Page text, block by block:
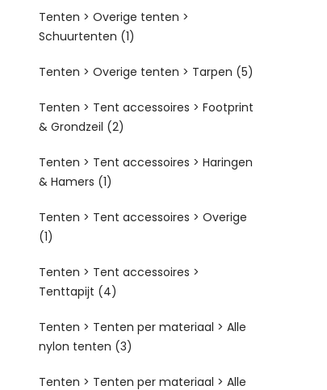
Tenten > Overige tenten >
Schuurtenten (1)
Tenten > Overige tenten > Tarpen (5)
Tenten > Tent accessoires > Footprint
& Grondzeil (2)
Tenten > Tent accessoires > Haringen
& Hamers (1)
Tenten > Tent accessoires > Overige
(1)
Tenten > Tent accessoires >
Tenttapijt (4)
Tenten > Tenten per materiaal > Alle
nylon tenten (3)
Tenten > Tenten per materiaal > Alle